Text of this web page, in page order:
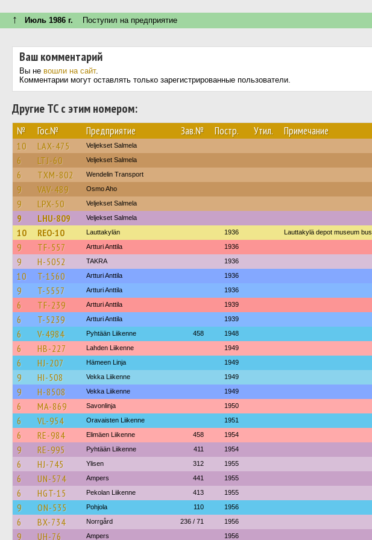
↑ Июль 1986 г. Поступил на предприятие
Ваш комментарий
Вы не вошли на сайт.
Комментарии могут оставлять только зарегистрированные пользователи.
Другие ТС с этим номером:
№ Гос.№ Предприятие Зав.№ Постр. Утил. Примечание
10 LAX-475 Veljekset Salmela
6 LTJ-60 Veljekset Salmela
6 TXM-802 Wendelin Transport
9 VAV-489 Osmo Aho
9 LPX-50 Veljekset Salmela
9 LHU-809 Veljekset Salmela
10 REO-10 Lauttakylän 1936 Lauttakylä depot museum bus
9 TF-557 Artturi Anttila 1936
9 H-5052 TAKRA 1936
10 T-1560 Artturi Anttila 1936
9 T-5557 Artturi Anttila 1936
6 TF-239 Artturi Anttila 1939
6 T-5239 Artturi Anttila 1939
6 V-4984 Pyhtään Liikenne 458 1948
6 HB-227 Lahden Liikenne 1949
6 HJ-207 Hämeen Linja 1949
9 HI-508 Vekka Liikenne 1949
9 H-8508 Vekka Liikenne 1949
6 MA-869 Savonlinja 1950
6 VL-954 Oravaisten Liikenne 1951
6 RE-984 Elimäen Liikenne 458 1954
9 RE-995 Pyhtään Liikenne 411 1954
6 HJ-745 Ylisen 312 1955
6 UN-574 Ampers 441 1955
6 HGT-15 Pekolan Liikenne 413 1955
9 ON-535 Pohjola 110 1956
6 BX-734 Norrgård 236 / 71 1956
9 UH-76 Ampers 1956